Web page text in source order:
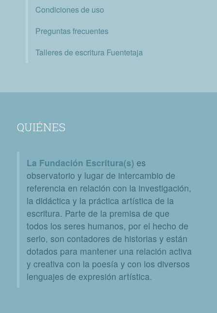
Condiciones de uso
Preguntas frecuentes
Talleres de escritura Fuentetaja
QUIÉNES
La Fundación Escritura(s) es
observatorio y lugar de intercambio de
referencia en relación con la investigación,
la didáctica y la práctica artística de la
escritura. Parte de la premisa de que
todos los seres humanos, por el hecho de
serlo, son contadores de historias y están
dotados para mantener una relación activa
y creativa con la poesía y con los diversos
lenguajes de expresión artística.